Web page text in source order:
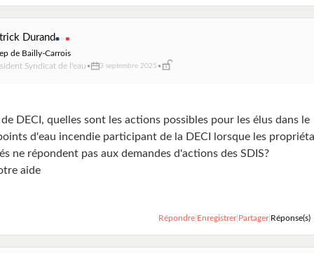
Durand
de Bailly-Carrois
Syndicat de l'eau • 3 septembre 2025 •
DECI, quelles sont les actions possibles pour les élus dans le
d'eau incendie participant de la DECI lorsque les
ne répondent pas aux demandes d'actions des SDIS?
aide
Répondre Enregistrer| Partager| Réponse(s)